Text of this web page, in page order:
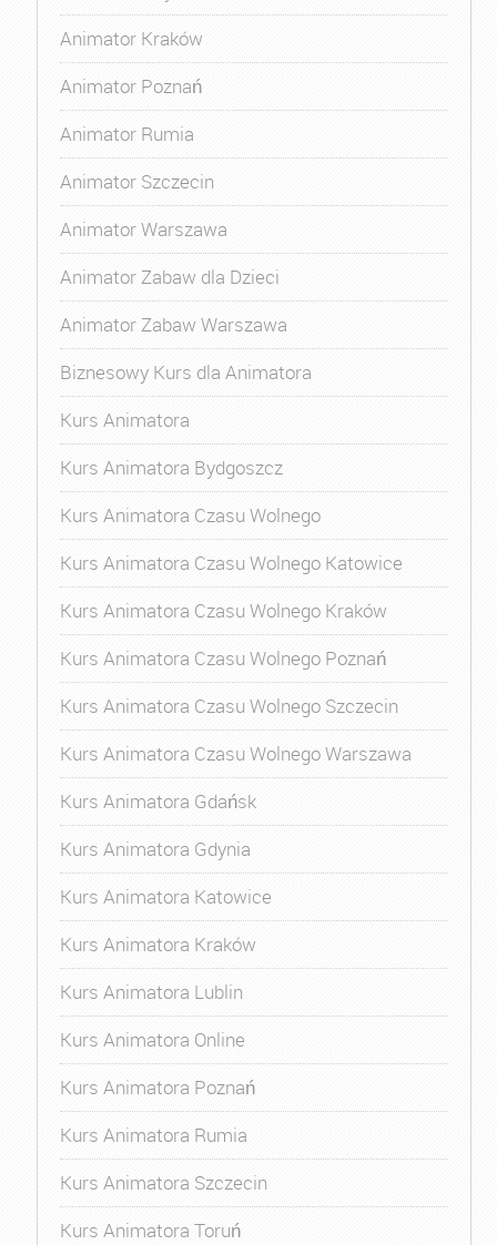
Animator Kraków
Animator Poznań
Animator Rumia
Animator Szczecin
Animator Warszawa
Animator Zabaw dla Dzieci
Animator Zabaw Warszawa
Biznesowy Kurs dla Animatora
Kurs Animatora
Kurs Animatora Bydgoszcz
Kurs Animatora Czasu Wolnego
Kurs Animatora Czasu Wolnego Katowice
Kurs Animatora Czasu Wolnego Kraków
Kurs Animatora Czasu Wolnego Poznań
Kurs Animatora Czasu Wolnego Szczecin
Kurs Animatora Czasu Wolnego Warszawa
Kurs Animatora Gdańsk
Kurs Animatora Gdynia
Kurs Animatora Katowice
Kurs Animatora Kraków
Kurs Animatora Lublin
Kurs Animatora Online
Kurs Animatora Poznań
Kurs Animatora Rumia
Kurs Animatora Szczecin
Kurs Animatora Toruń